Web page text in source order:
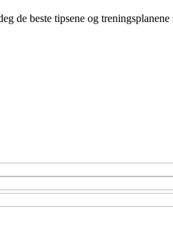
beste tipsene og